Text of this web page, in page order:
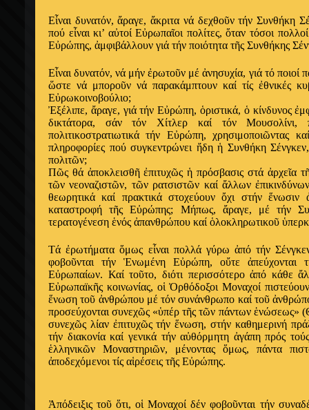
Εἶναι δυνατόν, ἄραγε, ἄκριτα νά δεχθοῦν τήν Συνθήκη
πού εἶναι κι’ αὐτοί Εὐρωπαῖοι πολίτες, ὅταν τόσοι
Εὐρώπης, ἀμφιβάλλουν γιά τήν ποιότητα τῆς Συνθήκης
Εἶναι δυνατόν, νά μήν ἐρωτοῦν μέ ἀνησυχία, γιά τό ποιοί
ὥστε νά μποροῦν νά παρακάμπτουν καί τίς ἐθνικές
Εὐρωκοινοβούλιο;
Ἐξέλιπε, ἄραγε, γιά τήν Εὐρώπη, ὁριστικά, ὁ κίνδυνος
δικτάτορα, σάν τόν Χίτλερ καί τόν
πολιτικοστρατιωτικά τήν Εὐρώπη, χρησιμοποιῶντας
πληροφορίες πού συγκεντρώνει ἤδη ἡ Συνθήκη
πολιτῶν;
Πῶς θά ἀποκλεισθῆ ἐπιτυχῶς ἡ πρόσβασις στά ἀρχεῖα
τῶν νεοναζιστῶν, τῶν ρατσιστῶν καί ἄλλων
θεωρητικά καί πρακτικά στοχεύουν ὄχι στήν ἕνωσιν
καταστροφή τῆς Εὐρώπης; Μήπως, ἄραγε, μέ τήν
τερατογένεση ἑνός ἀπανθρώπου καί ὁλοκληρωτικοῦ
Τά ἐρωτήματα ὅμως εἶναι πολλά γύρω ἀπό τήν
φοβοῦνται τήν Ἑνωμένη Εὐρώπη, οὔτε ἀπεύχονται
Εὐρωπαίων. Καί τοῦτο, διότι περισσότερο ἀπό κάθε
Εὐρωπαïκῆς κοινωνίας, οἱ Ὀρθόδοξοι Μοναχοί
ἕνωση τοῦ ἀνθρώπου μέ τόν συνάνθρωπο καί τοῦ
προσεύχονται συνεχῶς «ὑπέρ τῆς τῶν πάντων ἑνώσεως»
συνεχῶς λίαν ἐπιτυχῶς τήν ἕνωση, στήν καθημερινή
τήν διακονία καί γενικά τήν αὐθόρμητη ἀγάπη πρός
ἑλληνικῶν Μοναστηριῶν, μένοντας ὅμως, πάντα
ἀποδεχόμενοι τίς αἱρέσεις τῆς Εὐρώπης.
Ἀπόδειξις τοῦ ὅτι, οἱ Μοναχοί δέν φοβοῦνται τήν